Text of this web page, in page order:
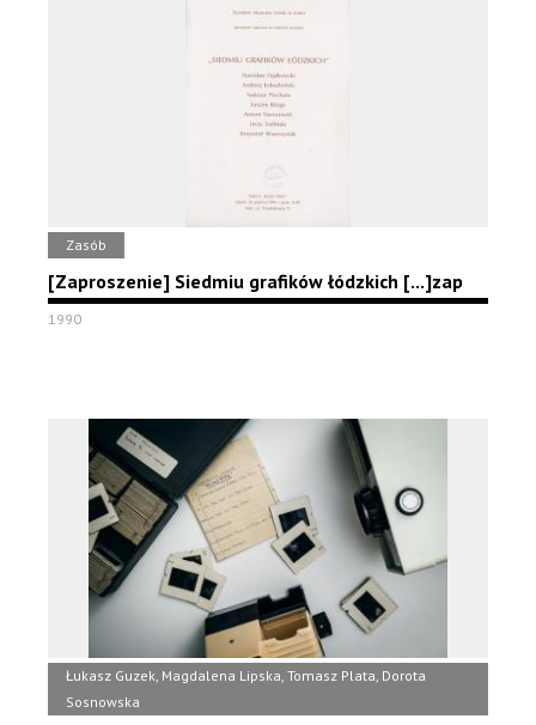
Zasób
[Zaproszenie] Siedmiu grafików łódzkich [...]zap
1990
Łukasz Guzek, Magdalena Lipska, Tomasz Plata, Dorota
Sosnowska